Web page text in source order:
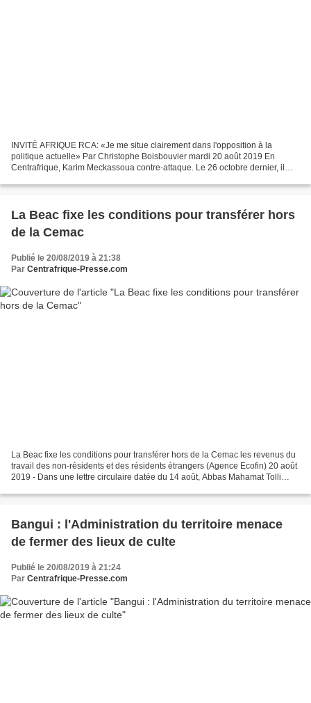
INVITÉ AFRIQUE RCA: «Je me situe clairement dans l'opposition à la
politique actuelle» Par Christophe Boisbouvier mardi 20 août 2019 En
Centrafrique, Karim Meckassoua contre-attaque. Le 26 octobre dernier, il
La Beac fixe les conditions pour transférer hors
de la Cemac
Publié le 20/08/2019 à 21:38
Par Centrafrique-Presse.com
La Beac fixe les conditions pour transférer hors de la Cemac les revenus du
travail des non-résidents et des résidents étrangers (Agence Ecofin) 20 août
2019 - Dans une lettre circulaire datée du 14 août, Abbas Mahamat Tolli
Bangui : l'Administration du territoire menace
de fermer des lieux de culte
Publié le 20/08/2019 à 21:24
Par Centrafrique-Presse.com